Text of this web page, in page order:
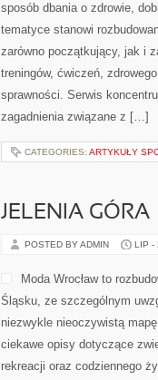
sposób dbania o zdrowie,
tematyce stanowi
zarówno początkujący, jak i
treningów, ćwiczeń,
sprawności. Serwis
zagadnienia związane z […]
CATEGORIES: ARTYKUŁY
JELENIA GÓRA
POSTED BY ADMIN LIP -
Moda Wrocław to
Śląsku, ze szczególnym
niezwykle nieoczywistą
ciekawe opisy dotyczące
rekreacji oraz codziennego